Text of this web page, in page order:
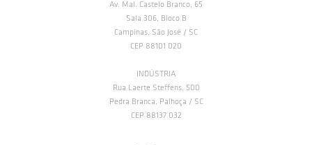
Av. Mal. Castelo Branco, 65
Sala 306, Bloco B
Campinas, São José / SC
CEP 88101 020
INDÚSTRIA
Rua Laerte Steffens, 500
Pedra Branca, Palhoça / SC
CEP 88137 032